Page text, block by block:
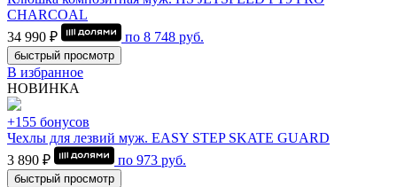
CHARCOAL
34 990 ₽
по 8 748 руб.
быстрый просмотр
В избранное
НОВИНКА
+155 бонусов
Чехлы для лезвий муж. EASY STEP SKATE GUARD
3 890 ₽
по 973 руб.
быстрый просмотр